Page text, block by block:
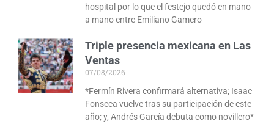
hospital por lo que el festejo quedó en mano
a mano entre Emiliano Gamero
Triple presencia mexicana en Las
Ventas
07/08/2026
*Fermín Rivera confirmará alternativa; Isaac
Fonseca vuelve tras su participación de este
año; y, Andrés García debuta como novillero*